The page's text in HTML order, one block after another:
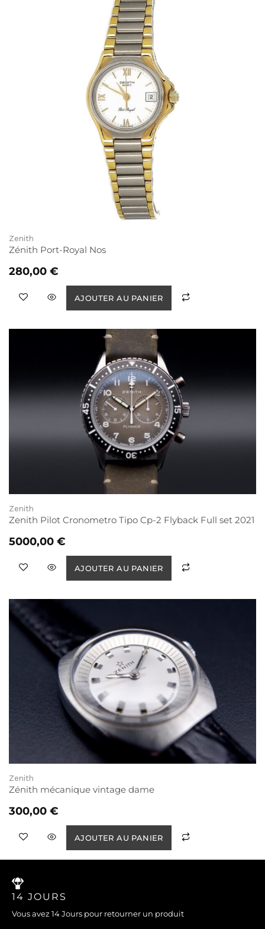
Zenith
Zénith Port-Royal Nos
280,00 €
AJOUTER AU PANIER
Zenith
Zenith Pilot Cronometro Tipo Cp-2 Flyback Full set 2021
5000,00 €
AJOUTER AU PANIER
Zenith
Zénith mécanique vintage dame
300,00 €
AJOUTER AU PANIER
14 JOURS
Vous avez 14 Jours pour retourner un produit